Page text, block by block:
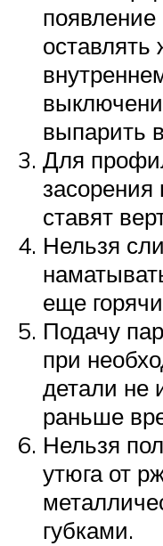
оставлять
выпарить
Для
засорения
ставят
Нельзя
еще
Подачу
при
детали не
раньше
Нельзя
утюга от
губками.